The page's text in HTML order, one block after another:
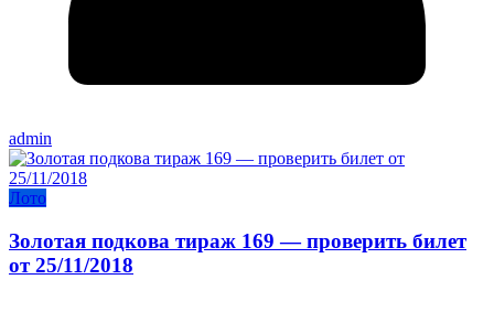
admin
Лото
Золотая подкова тираж 169 — проверить билет
от 25/11/2018